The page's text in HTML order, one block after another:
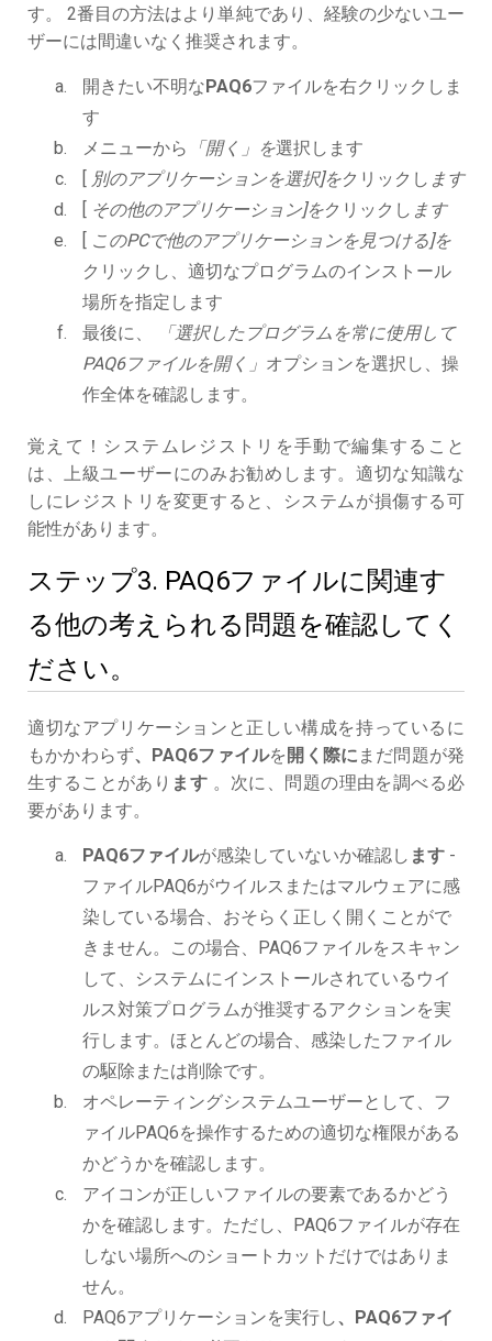
す。 2番目の方法はより単純であり、経験の少ないユー
ザーには間違いなく推奨されます。
開きたい不明なPAQ6ファイルを右クリックしま
す
メニューから
「開く」を選択します
[ 別のアプリケーションを選択]をクリックし ます
[ その他のアプリケーション]をクリックし ます
[ このPCで他のアプリケーションを見つける]を
クリックし、適切なプログラムのインストール
場所を指定します
最後に、
「選択したプログラムを常に使用して
PAQ6ファイルを開く」 オプションを選択し、操
作全体を確認します。
覚えて！システムレジストリを手動で編集すること
は、上級ユーザーにのみお勧めします。適切な知識な
しにレジストリを変更すると、システムが損傷する可
能性があります。
ステップ3. PAQ6ファイルに関連す
る他の考えられる問題を確認してく
ださい。
適切なアプリケーションと正しい構成を持っているに
もかかわらず、PAQ6ファイルを 開く際に まだ問題が発
生することがあり ます 。次に、問題の理由を調べる必
要があります。
PAQ6ファイルが感染していないか確認し ます -
ファイルPAQ6がウイルスまたはマルウェアに感
染している場合、おそらく正しく開くことがで
きません。この場合、PAQ6ファイルをスキャン
して、システムにインストールされているウイ
ルス対策プログラムが推奨するアクションを実
行します。ほとんどの場合、感染したファイル
の駆除または削除です。
オペレーティングシステムユーザーとして、フ
ァイルPAQ6を操作するための適切な権限がある
かどうかを確認します。
アイコンが正しいファイルの要素であるかどう
かを確認します。ただし、PAQ6ファイルが存在
しない場所へのショートカットだけではありま
せん。
PAQ6アプリケーションを実行し、PAQ6ファイ